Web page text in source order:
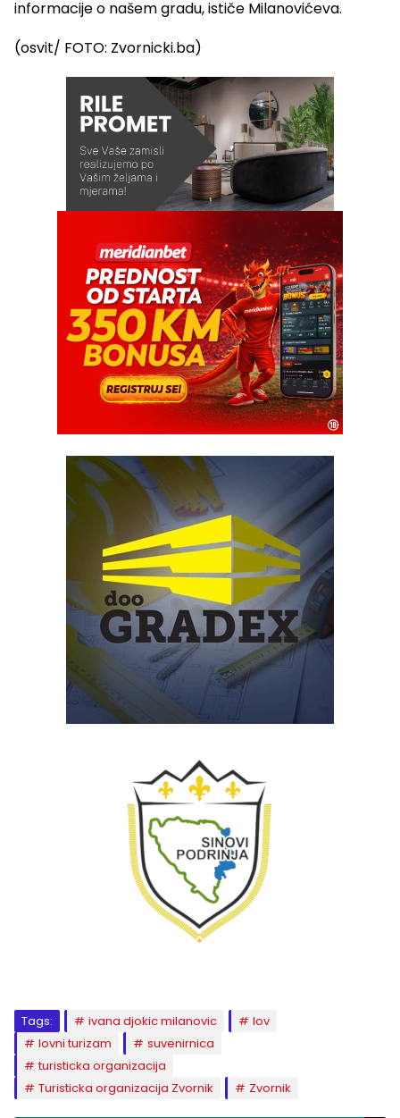
informacije o našem gradu, ističe Milanovićeva.
(osvit/ FOTO: Zvornicki.ba)
Tags: ivana djokic milanovic
lov
lovni turizam
suvenirnica
turisticka organizacija
Turisticka organizacija Zvornik
Zvornik